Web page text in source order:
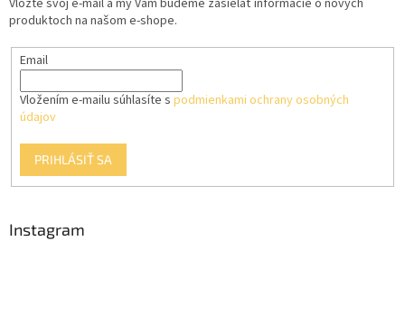
Vložte svoj e-mail a my Vám budeme zasielať informácie o nových
produktoch na našom e-shope.
Email
Vložením e-mailu súhlasíte s podmienkami ochrany osobných
údajov
PRIHLÁSIŤ SA
Instagram